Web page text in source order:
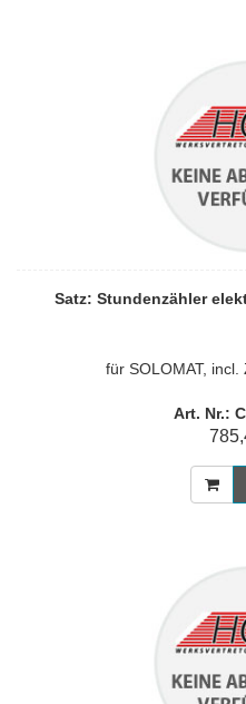
Satz: Stundenzähler
für SOLOMAT,
Art. Nr.: